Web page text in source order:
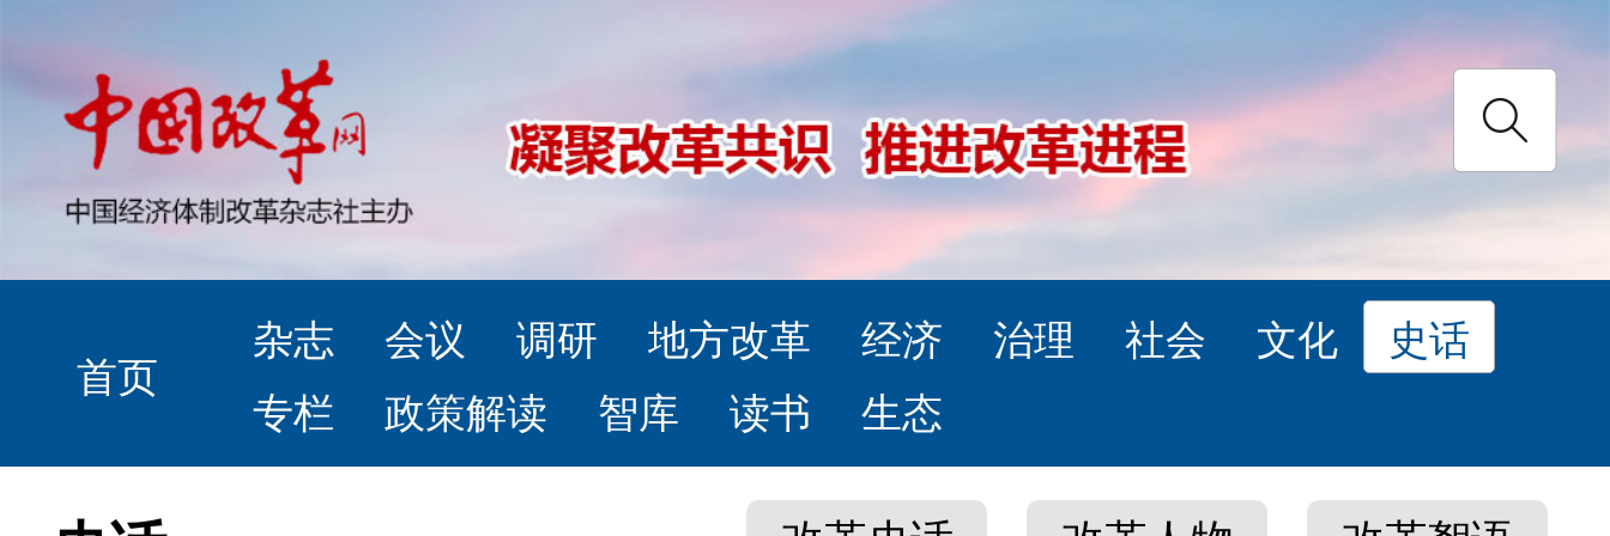
首页
杂志 会议 调研 地方改革 经济 治理 社会 文化
史话
专栏
政策解读 智库 读书 生态